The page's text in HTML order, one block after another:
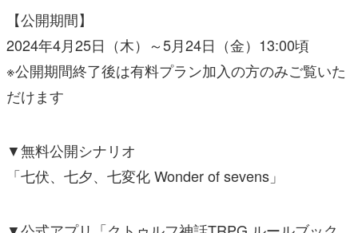
【公開期間】
2024年4月25日（木）～5月24日（金）13:00頃
※公開期間終了後は有料プラン加入の方のみご覧いた
だけます
▼無料公開シナリオ
「七伏、七夕、七変化 Wonder of sevens」